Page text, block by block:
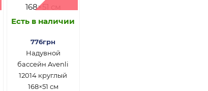
Есть в наличии
776грн
Надувной
бассейн Avenli
12014 круглый
168×51 см